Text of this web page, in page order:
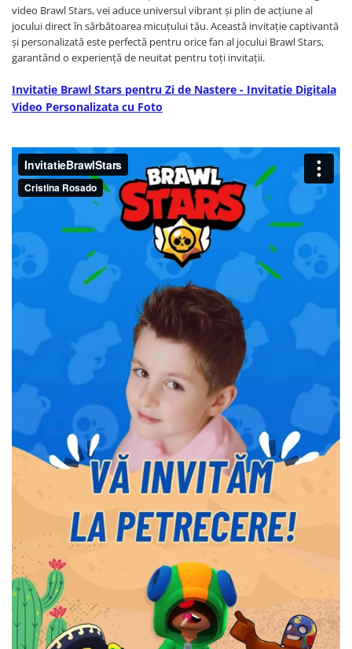
Coliere
Brelocuri Personalizate
Card metalic
Cadouri pentru Craciun
Cadouri 1-8 Martie
Cadouri Paste
Portfard Personalizat
Bijuterii pentru Ea
Tablou Personalizat
video Brawl Stars, vei aduce universul vibrant și plin de acțiune al
jocului direct în sărbătoarea micuțului tău. Această invitație captivantă
și personalizată este perfectă pentru orice fan al jocului Brawl Stars,
garantând o experiență de neuitat pentru toți invitații.
Invitatie Brawl Stars pentru Zi de Nastere - Invitatie Digitala
Video Personalizata cu Foto